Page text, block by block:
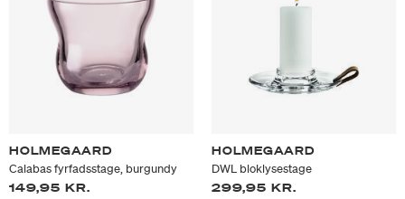
HOLMEGAARD
Calabas fyrfadsstage, burgundy
149,95 KR.
HOLMEGAARD
DWL bloklysestage
299,95 KR.